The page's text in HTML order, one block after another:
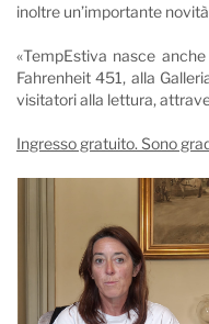
inoltre un’importante
«TempEstiva nasce
Fahrenheit 451, alla
visitatori alla lettura,
Ingresso gratuito. Sono